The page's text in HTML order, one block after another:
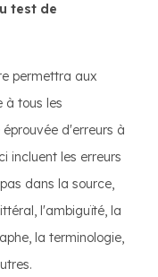
test de
permettra aux
à tous les
d'erreurs à
incluent les erreurs
dans la source,
l'ambiguïté, la
la terminologie,